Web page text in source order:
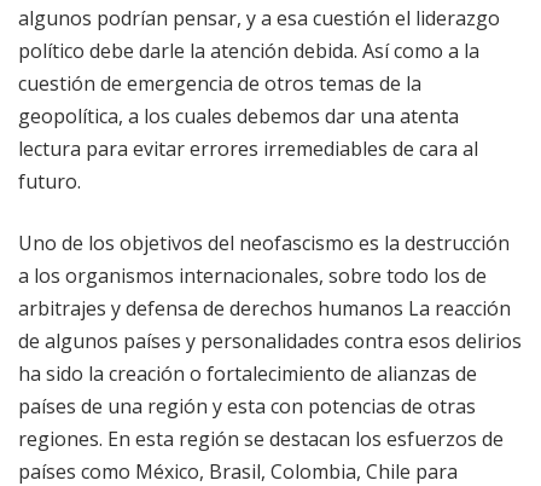
algunos podrían pensar, y a esa cuestión el liderazgo
político debe darle la atención debida. Así como a la
cuestión de emergencia de otros temas de la
geopolítica, a los cuales debemos dar una atenta
lectura para evitar errores irremediables de cara al
futuro.
Uno de los objetivos del neofascismo es la destrucción
a los organismos internacionales, sobre todo los de
arbitrajes y defensa de derechos humanos La reacción
de algunos países y personalidades contra esos delirios
ha sido la creación o fortalecimiento de alianzas de
países de una región y esta con potencias de otras
regiones. En esta región se destacan los esfuerzos de
países como México, Brasil, Colombia, Chile para